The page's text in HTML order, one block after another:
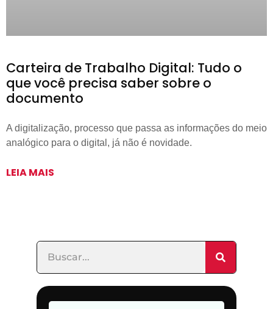
Carteira de Trabalho Digital: Tudo o
que você precisa saber sobre o
documento
A digitalização, processo que passa as informações do meio
analógico para o digital, já não é novidade.
LEIA MAIS